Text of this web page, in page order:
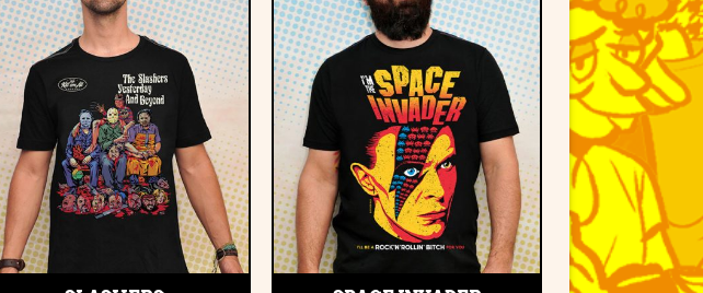
Adicionar
à lista de
desejos
Adicionar
à lista de
desejos